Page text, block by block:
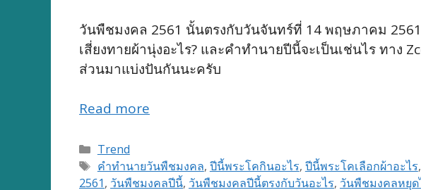
วันพืชมงคล 2561 นั้นตรงกับวันจันทร์ที่ 14 พฤษภาคม
เสี่ยงทายผ้านุ่งอะไร? และคำทำนายปีนี้จะเป็นเช่นไร ทาง
ส่วนมาแบ่งปันกันนะครับ
Read more
Categories
Trend
Tags
คำทำนายวันพืชมงคล, ปีนี้พระโคกินอะไร, ปีนี้พระโคเลือกผ้าอะไร,
2561, วันพืชมงคลปีนี้, วันพืชมงคลปีนี้ตรงกับวันอะไร, วันพืชมงคลหยุด